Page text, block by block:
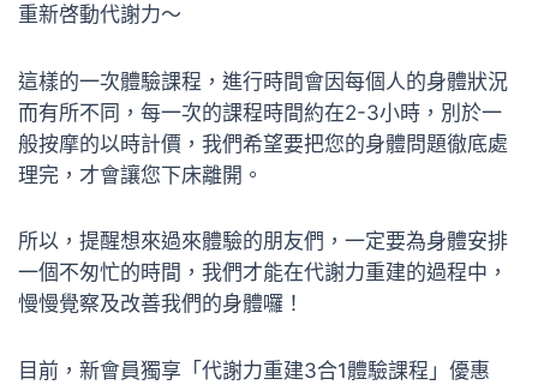
重新啓動代謝力～
這樣的一次體驗課程，進行時間會因每個人的身體狀況
而有所不同，每一次的課程時間約在2-3小時，別於一
般按摩的以時計價，我們希望要把您的身體問題徹底處
理完，才會讓您下床離開。
所以，提醒想來過來體驗的朋友們，一定要為身體安排
一個不匆忙的時間，我們才能在代謝力重建的過程中，
慢慢覺察及改善我們的身體囉！
目前，新會員獨享「代謝力重建3合1體驗課程」優惠